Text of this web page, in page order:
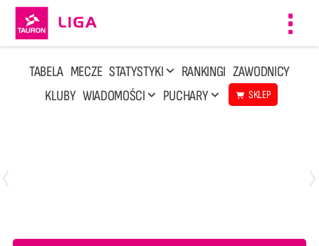
TABELA MECZE STATYSTYKI RANKINGI ZAWODNICY
KLUBY WIADOMOŚCI PUCHARY SKLEP